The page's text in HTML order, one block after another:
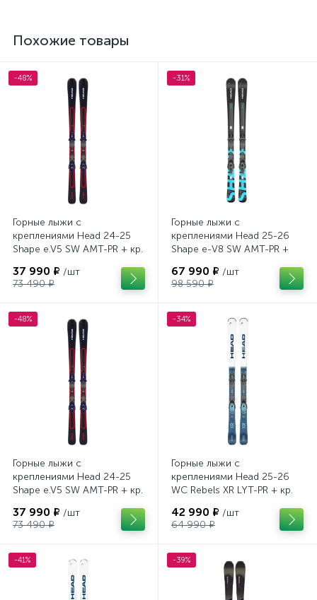
Похожие товары
-48%
Горные лыжи с
креплениями Head 24-25
Shape e.V5 SW AMT-PR + кр.
37 990 ₽ /шт
73 490 ₽
-31%
Горные лыжи с
креплениями Head 25-26
Shape e-V8 SW AMT-PR +
67 990 ₽ /шт
98 590 ₽
-48%
Горные лыжи с
креплениями Head 24-25
Shape e.V5 SW AMT-PR + кр.
37 990 ₽ /шт
73 490 ₽
-34%
Горные лыжи с
креплениями Head 25-26
WC Rebels XR LYT-PR + кр.
42 990 ₽ /шт
64 990 ₽
-41% -39%